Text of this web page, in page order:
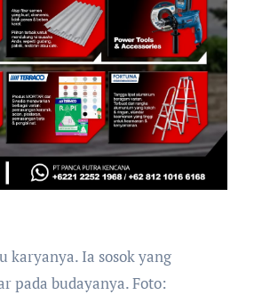
karyanya. Ia sosok yang
pada budayanya. Foto: